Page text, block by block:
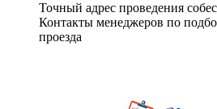
Точный адрес проведения
Контакты менеджеров по
проезда